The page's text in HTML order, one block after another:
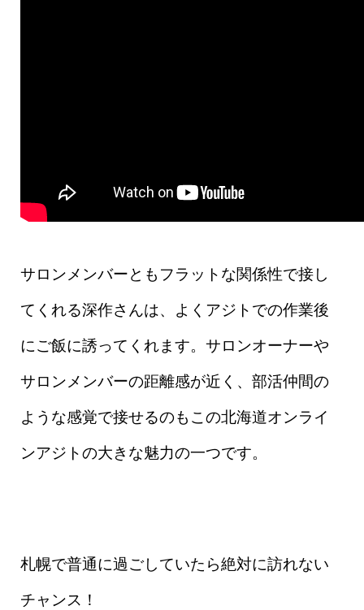
サロンメンバーともフラットな関係性で接し
てくれる深作さんは、よくアジトでの作業後
にご飯に誘ってくれます。サロンオーナーや
サロンメンバーの距離感が近く、部活仲間の
ような感覚で接せるのもこの北海道オンライ
ンアジトの大きな魅力の一つです。
札幌で普通に過ごしていたら絶対に訪れない
チャンス！